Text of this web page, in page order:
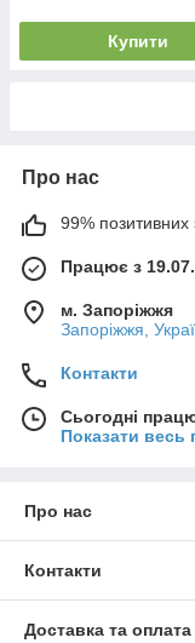
Купити
Про нас
99% позитивних
Працює з
м. Запоріжжя
Запоріжжя,
Контакти
Сьогодні
Показати весь
Про нас
Контакти
Доставка та оплата